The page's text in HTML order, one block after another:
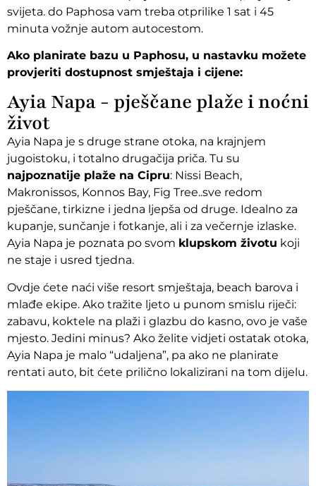
svijeta. do Paphosa vam treba otprilike 1 sat i 45
minuta vožnje autom autocestom.
Ako planirate bazu u Paphosu, u nastavku možete
provjeriti dostupnost smještaja i cijene:
Ayia Napa - pješčane plaže i noćni
život
Ayia Napa je s druge strane otoka, na krajnjem
jugoistoku, i totalno drugačija priča. Tu su
najpoznatije plaže na Cipru: Nissi Beach,
Makronissos, Konnos Bay, Fig Tree..sve redom
pješčane, tirkizne i jedna ljepša od druge. Idealno za
kupanje, sunčanje i fotkanje, ali i za večernje izlaske.
Ayia Napa je poznata po svom klupskom životu koji
ne staje i usred tjedna.
Ovdje ćete naći više resort smještaja, beach barova i
mlađe ekipe. Ako tražite ljeto u punom smislu riječi:
zabavu, koktele na plaži i glazbu do kasno, ovo je vaše
mjesto. Jedini minus? Ako želite vidjeti ostatak otoka,
Ayia Napa je malo “udaljena”, pa ako ne planirate
rentati auto, bit ćete prilično lokalizirani na tom dijelu.